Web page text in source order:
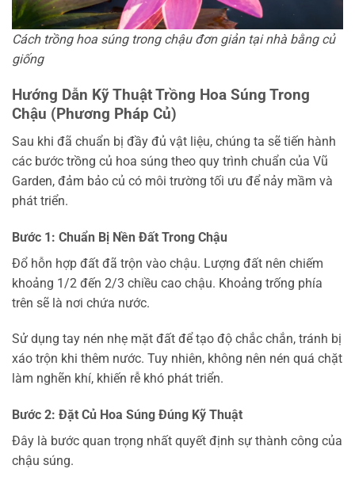
Cách trồng hoa súng trong chậu đơn giản tại nhà bằng củ
giống
Hướng Dẫn Kỹ Thuật Trồng Hoa Súng Trong
Chậu (Phương Pháp Củ)
Sau khi đã chuẩn bị đầy đủ vật liệu, chúng ta sẽ tiến hành
các bước trồng củ hoa súng theo quy trình chuẩn của Vũ
Garden, đảm bảo củ có môi trường tối ưu để nảy mầm và
phát triển.
Bước 1: Chuẩn Bị Nền Đất Trong Chậu
Đổ hỗn hợp đất đã trộn vào chậu. Lượng đất nên chiếm
khoảng 1/2 đến 2/3 chiều cao chậu. Khoảng trống phía
trên sẽ là nơi chứa nước.
Sử dụng tay nén nhẹ mặt đất để tạo độ chắc chắn, tránh bị
xáo trộn khi thêm nước. Tuy nhiên, không nên nén quá chặt
làm nghẽn khí, khiến rễ khó phát triển.
Bước 2: Đặt Củ Hoa Súng Đúng Kỹ Thuật
Đây là bước quan trọng nhất quyết định sự thành công của
chậu súng.